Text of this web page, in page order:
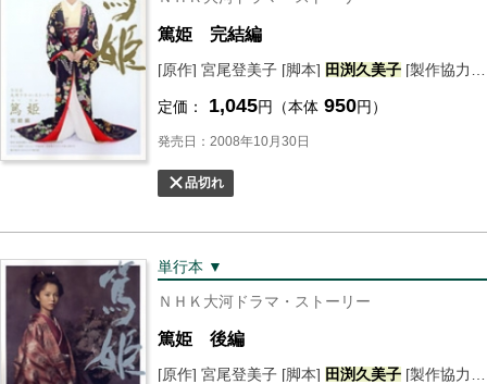
篤姫 完結編
[原作] 宮尾登美子 [脚本] 田渕久美子 [製作協力] ＮＨＫドラマ制作班 [編] ＮＨＫ出版
定価： 1,045円（本体 950円）
発売日：2008年10月30日
品切れ
単行本 ▼
ＮＨＫ大河ドラマ・ストーリー
篤姫 後編
[原作] 宮尾登美子 [脚本] 田渕久美子 [製作協力] ＮＨＫドラマ制作班 [編] ＮＨＫ出版